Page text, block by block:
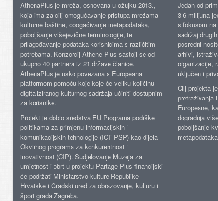
AthenaPlus je mreža, osnovana u ožujku 2013.,
koja ima za cilj omogućavanje pristupa mrežama
kulturne baštine, obogaćivanje metapodataka,
poboljšanje višejezične terminologije, te
prilagođavanje podataka korisnicima s različitim
potrebama. Konzorcij Athene Plus sastoji se od
ukupno 40 partnera iz 21 države članice.
AthenaPlus je usko povezana s Europeana
platformom pomoću koje koje će veliku količinu
digitaliziranog kulturnog sadržaja učiniti dostupnim
za korisnike.
Projekt je dobio sredstva EU Programa podrške
politikama za primjenu informacijskih i
komunikacijskih tehnologije (ICT PSP) kao dijela
Okvirnog programa za konkurentnost i
inovativnost (CIP). Sudjelovanje Muzeja za
umjetnost i obrt u projektu Partage Plus financijski
će podržati Ministarstvo kulture Republike
Hrvatske i Gradski ured za obrazovanje, kulturu i
šport grada Zagreba.
Jedan od
3,6 milijuna
s fokusom
sadržaj
posredni
arhivi,
organizacije,
uključen i
Cilj projekta
pretraživanja
Europeane,
dogradnja
poboljšanje